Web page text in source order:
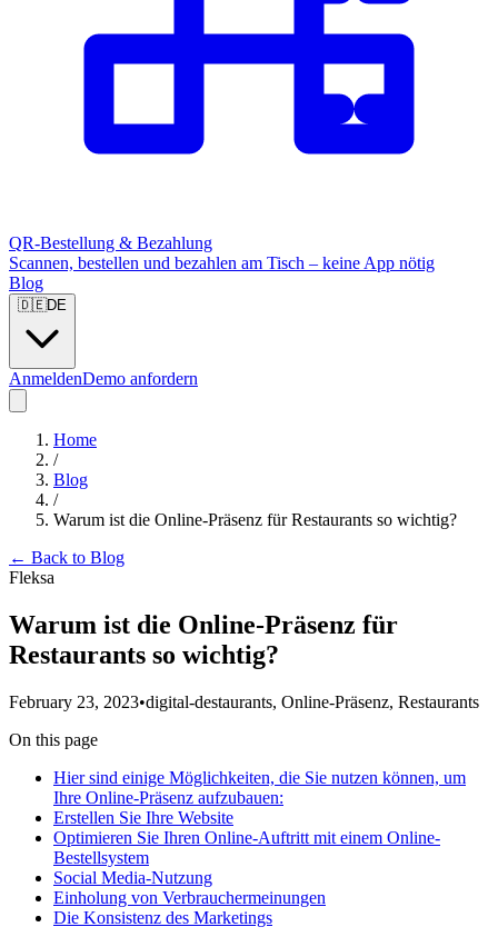
QR-Bestellung & Bezahlung
Scannen, bestellen und bezahlen am Tisch – keine App nötig
Blog
🇩🇪DE
AnmeldenDemo anfordern
Home
/
Blog
/
Warum ist die Online-Präsenz für Restaurants so wichtig?
← Back to Blog
Fleksa
Warum ist die Online-Präsenz für
Restaurants so wichtig?
February 23, 2023•digital-destaurants, Online-Präsenz, Restaurants
On this page
Hier sind einige Möglichkeiten, die Sie nutzen können, um
Ihre Online-Präsenz aufzubauen:
Erstellen Sie Ihre Website
Optimieren Sie Ihren Online-Auftritt mit einem Online-
Bestellsystem
Social Media-Nutzung
Einholung von Verbrauchermeinungen
Die Konsistenz des Marketings